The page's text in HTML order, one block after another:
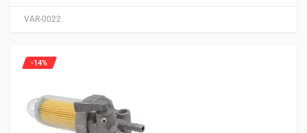
VAR-0022
Deze
kan
op
-14%